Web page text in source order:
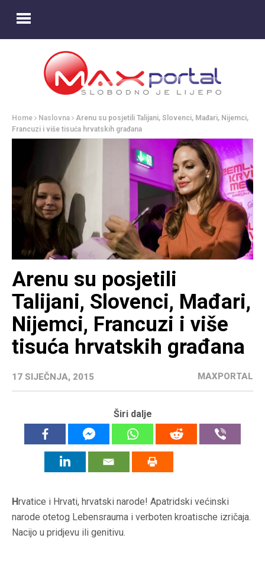
Home Naslovna
Arenu su posjetili Talijani, Slovenci, Mađari, Nijemci,
Francuzi i više tisuća hrvatskih građana
Arenu su posjetili
Talijani, Slovenci, Mađari,
Nijemci, Francuzi i više
tisuća hrvatskih građana
17 SIJEČNJA, 2015 MAXPORTAL
Širi dalje
Hrvatice i Hrvati, hrvatski narode! Apatridski većinski
narode otetog Lebensrauma i verboten kroatische izričaja.
Nacijo u pridjevu ili genitivu.